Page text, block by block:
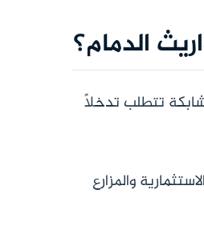
الدمام؟
تتطلب تدخلاً
والمزارع